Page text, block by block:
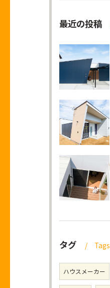
最近の投稿
タグ Tags
ハウスメーカー